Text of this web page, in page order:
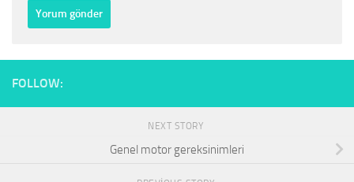
FOLLOW:
NEXT STORY
Genel motor gereksinimleri